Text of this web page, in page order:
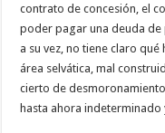
contrato de concesión, el
poder pagar una deuda de
a su vez, no tiene claro
área selvática, mal
cierto de
hasta ahora indeterminado